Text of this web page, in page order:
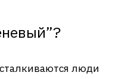
люди